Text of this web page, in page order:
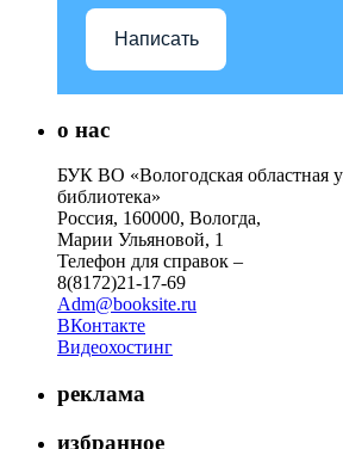
Написать
о нас
БУК ВО «Вологодская областная
библиотека»
Россия, 160000, Вологда,
Марии Ульяновой, 1
Телефон для справок –
8(8172)21-17-69
Adm@booksite.ru
ВКонтакте
Видеохостинг
реклама
избранное